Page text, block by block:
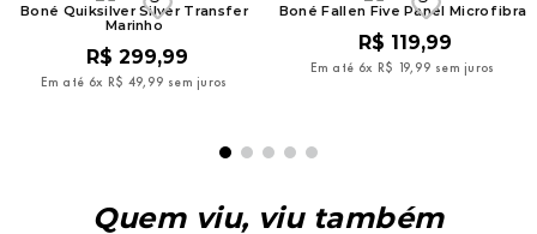
Boné Quiksilver Silver Transfer
Marinho
R$ 299,99
Em até 6x R$ 49, 99 sem juros
Boné Fallen Five Panel Microfibra
R$ 119,99
Em até 6x R$ 19, 99 sem juros
Quem viu, viu também